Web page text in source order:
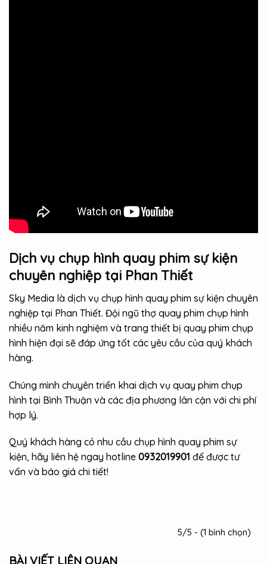
Dịch vụ chụp hình quay phim sự kiện
chuyên nghiệp tại Phan Thiết
Sky Media là dịch vụ chụp hình quay phim sự kiện chuyên
nghiệp tại Phan Thiết. Đội ngũ thợ quay phim chụp hình
nhiều năm kinh nghiệm và trang thiết bị quay phim chụp
hình hiện đại sẽ đáp ứng tốt các yêu cầu của quý khách
hàng.
Chúng mình chuyên triển khai dịch vụ quay phim chụp
hình tại Bình Thuận và các địa phương lân cận với chi phí
hợp lý.
Quý khách hàng có nhu cầu chụp hình quay phim sự
kiện, hãy liên hệ ngay hotline 0932019901 để được tư
vấn và báo giá chi tiết!
5/5 - (1 bình chọn)
BÀI VIẾT LIÊN QUAN